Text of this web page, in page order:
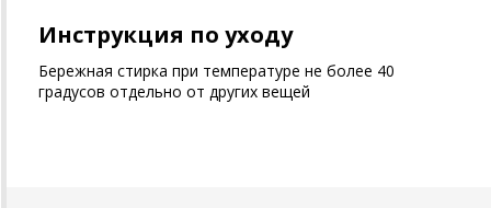
Инструкция по уходу
Бережная стирка при температуре не более 40
градусов отдельно от других вещей